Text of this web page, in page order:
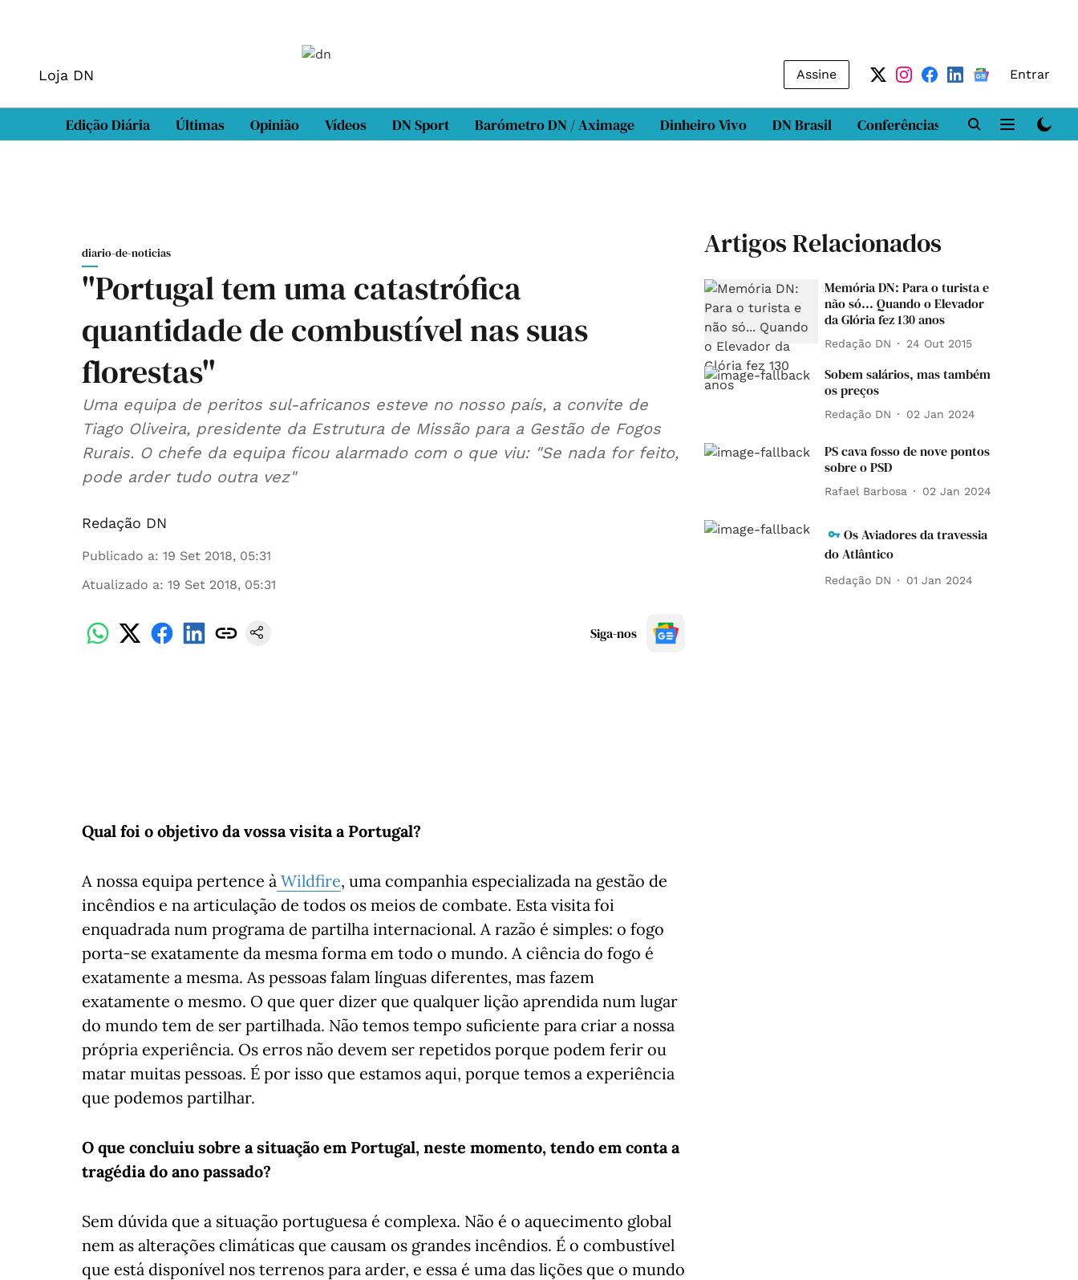
Loja DN Assine Entrar
Edição Diária Últimas Opinião Vídeos DN Sport Barómetro DN / Aximage Dinheiro Vivo DN Brasil Conferências DN LAB
diario-de-noticias
"Portugal tem uma catastrófica
quantidade de combustível nas suas
florestas"
Uma equipa de peritos sul-africanos esteve no nosso país, a convite de
Tiago Oliveira, presidente da Estrutura de Missão para a Gestão de Fogos
Rurais. O chefe da equipa ficou alarmado com o que viu: "Se nada for feito,
pode arder tudo outra vez"
Redação DN
Publicado a: 19 Set 2018, 05:31
Atualizado a: 19 Set 2018, 05:31
Siga-nos
Qual foi o objetivo da vossa visita a Portugal?
A nossa equipa pertence à Wildfire, uma companhia especializada na gestão de
incêndios e na articulação de todos os meios de combate. Esta visita foi
enquadrada num programa de partilha internacional. A razão é simples: o fogo
porta-se exatamente da mesma forma em todo o mundo. A ciência do fogo é
exatamente a mesma. As pessoas falam línguas diferentes, mas fazem
exatamente o mesmo. O que quer dizer que qualquer lição aprendida num lugar
do mundo tem de ser partilhada. Não temos tempo suficiente para criar a nossa
própria experiência. Os erros não devem ser repetidos porque podem ferir ou
matar muitas pessoas. É por isso que estamos aqui, porque temos a experiência
que podemos partilhar.
O que concluiu sobre a situação em Portugal, neste momento, tendo em conta a
tragédia do ano passado?
Sem dúvida que a situação portuguesa é complexa. Não é o aquecimento global
nem as alterações climáticas que causam os grandes incêndios. É o combustível
que está disponível nos terrenos para arder, e essa é uma das lições que o mundo
Artigos Relacionados
Memória DN: Para o turista e
não só... Quando o Elevador
da Glória fez 130 anos
Redação DN 24 Out 2015
Sobem salários, mas também
os preços
Redação DN 02 Jan 2024
PS cava fosso de nove pontos
sobre o PSD
Rafael Barbosa 02 Jan 2024
Os Aviadores da travessia
do Atlântico
Redação DN 01 Jan 2024